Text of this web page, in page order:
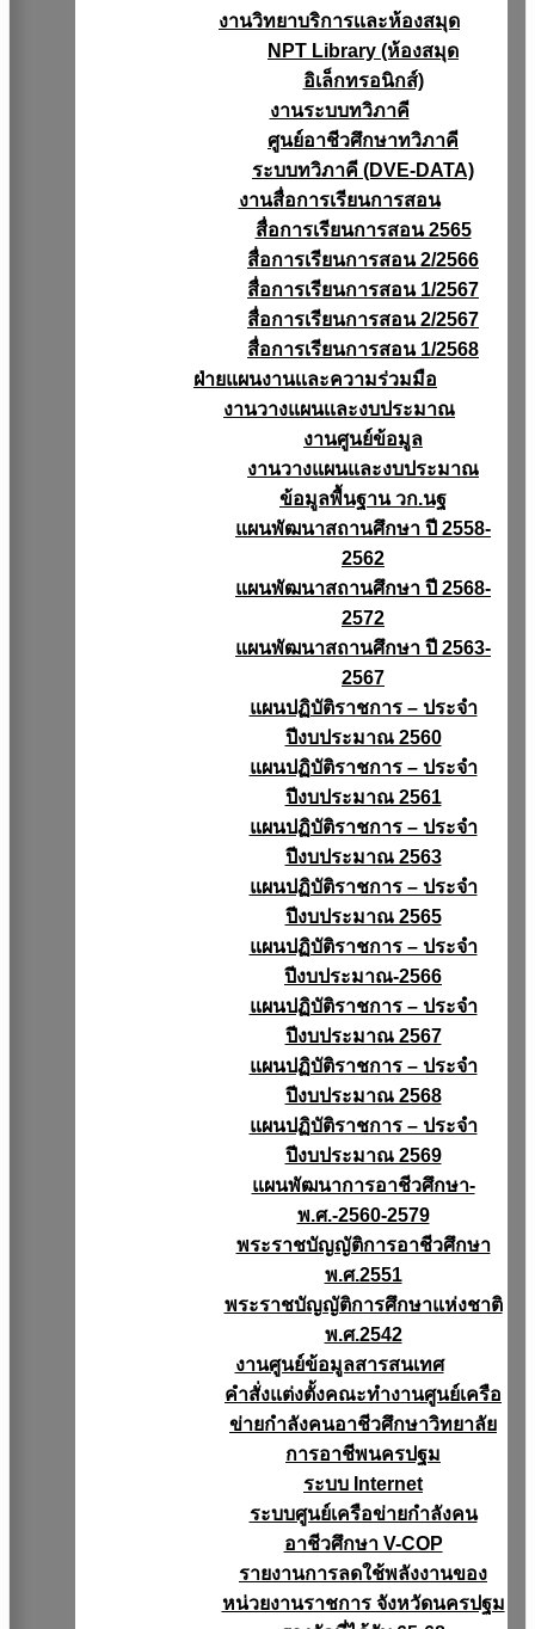
งานวิทยาบริการเเละห้องสมุด
NPT Library (ห้องสมุด
อิเล็กทรอนิกส์)
งานระบบทวิภาคี
ศูนย์อาชีวศึกษาทวิภาคี
ระบบทวิภาคี (DVE-DATA)
งานสื่อการเรียนการสอน
สื่อการเรียนการสอน 2565
สื่อการเรียนการสอน 2/2566
สื่อการเรียนการสอน 1/2567
สื่อการเรียนการสอน 2/2567
สื่อการเรียนการสอน 1/2568
ฝ่ายแผนงานเเละความร่วมมือ
งานวางแผนเเละงบประมาณ
งานศูนย์ข้อมูล
งานวางแผนและงบประมาณ
ข้อมูลพื้นฐาน วก.นฐ
แผนพัฒนาสถานศึกษา ปี 2558-
2562
แผนพัฒนาสถานศึกษา ปี 2568-
2572
แผนพัฒนาสถานศึกษา ปี 2563-
2567
แผนปฏิบัติราชการ – ประจำ
ปีงบประมาณ 2560
แผนปฏิบัติราชการ – ประจำ
ปีงบประมาณ 2561
แผนปฏิบัติราชการ – ประจำ
ปีงบประมาณ 2563
แผนปฏิบัติราชการ – ประจำ
ปีงบประมาณ 2565
แผนปฏิบัติราชการ – ประจำ
ปีงบประมาณ-2566
แผนปฏิบัติราชการ – ประจำ
ปีงบประมาณ 2567
แผนปฏิบัติราชการ – ประจำ
ปีงบประมาณ 2568
แผนปฏิบัติราชการ – ประจำ
ปีงบประมาณ 2569
แผนพัฒนาการอาชีวศึกษา-
พ.ศ.-2560-2579
พระราชบัญญัติการอาชีวศึกษา
พ.ศ.2551
พระราชบัญญัติการศึกษาแห่งชาติ
พ.ศ.2542
งานศูนย์ข้อมูลสารสนเทศ
คำสั่งแต่งตั้งคณะทำงานศูนย์เครือ
ข่ายกำลังคนอาชีวศึกษาวิทยาลัย
การอาชีพนครปฐม
ระบบ Internet
ระบบศูนย์เครือข่ายกำลังคน
อาชีวศึกษา V-COP
รายงานการลดใช้พลังงานของ
หน่วยงานราชการ จังหวัดนครปฐม